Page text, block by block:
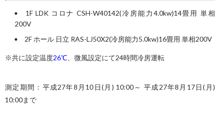
1F LDK コロナ CSH-W40142(冷房能力4.0kw)14畳用 単相
200V
2F ホール 日立 RAS-LJ50X2(冷房能力5.0kw)16畳用 単相200V
※共に設定温度26℃ 、微風設定にて24時間冷房運転
測定期間：平成27年8月10日(月) 10:00～ 平成27年8月17日(月)
10:00まで